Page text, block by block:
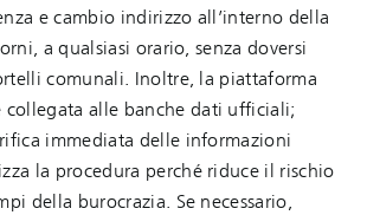
e cambio indirizzo all’interno della
a qualsiasi orario, senza doversi
comunali. Inoltre, la piattaforma
collegata alle banche dati ufficiali;
immediata delle informazioni
la procedura perché riduce il rischio
della burocrazia. Se necessario,